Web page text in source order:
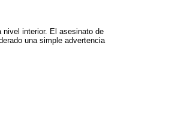
asesinato de
una simple advertencia